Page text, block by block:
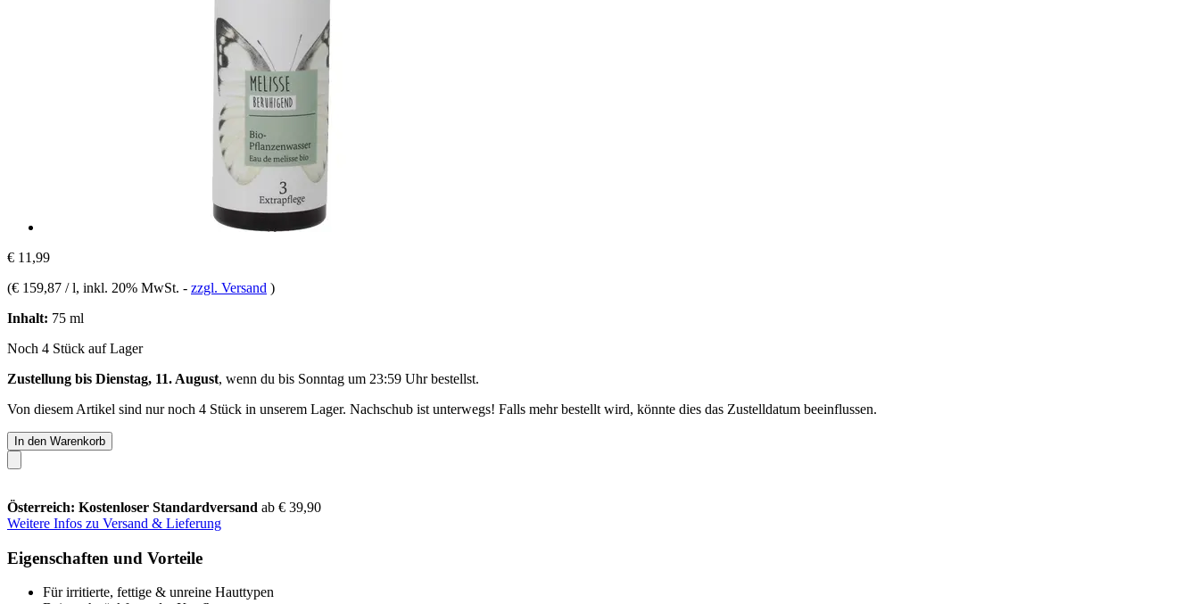
€ 11,99
(€ 159,87 / l, inkl. 20% MwSt. - zzgl. Versand )
Inhalt: 75 ml
Noch 4 Stück auf Lager
Zustellung bis Dienstag, 11. August, wenn du bis Sonntag um 23:59 Uhrbestellst.
Von diesem Artikel sind nur noch 4 Stück in unserem Lager. Nachschub ist unterwegs! Falls mehr bestellt wird, könnte dies das Zustelldatum beeinflussen.
In den Warenkorb
Österreich: Kostenloser Standardversand ab € 39,90
Weitere Infos zu Versand & Lieferung
Eigenschaften und Vorteile
Für irritierte, fettige & unreine Hauttypen